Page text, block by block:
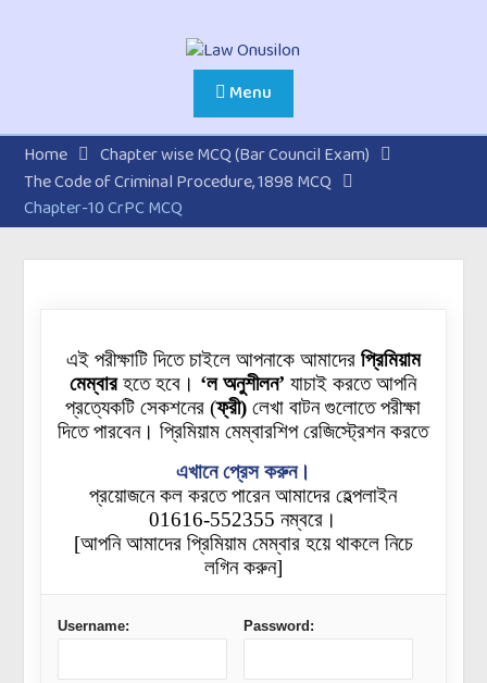
Menu
Home
Chapter wise MCQ (Bar Council Exam)
The Code of Criminal Procedure, 1898 MCQ
Chapter-10 CrPC MCQ
এই পরীক্ষাটি দিতে চাইলে আপনাকে আমাদের প্রিমিয়াম
মেম্বারহতে হবে। ‘ল অনুশীলন’ যাচাই করতে আপনি
প্রত্যেকটিসেকশনের (ফ্রী) লেখা বাটন গুলোতে পরীক্ষা
দিতে পারবেন। প্রিমিয়াম মেম্বারশিপ রেজিস্ট্রেশন করতে
এখানে প্রেস করুন।
প্রয়োজনে কল করতে পারেন আমাদের হেল্পলাইন
01616-552355 নম্বরে।
[আপনি আমাদের প্রিমিয়াম মেম্বার হয়ে থাকলে নিচে
লগিন করুন]
Username: Password: